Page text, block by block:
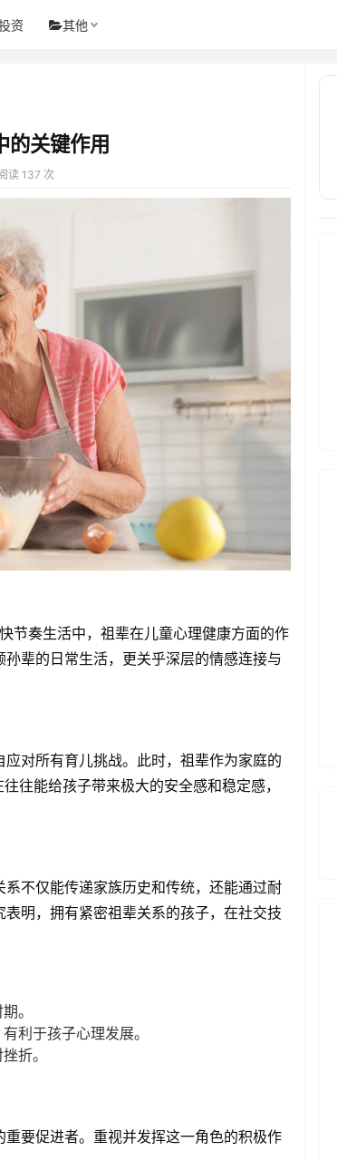
资 其他
的关键作用
读 137 次
节奏生活中，祖辈在儿童心理健康方面的作
辈的日常生活，更关乎深层的情感连接与
对所有育儿挑战。此时，祖辈作为家庭的
往能给孩子带来极大的安全感和稳定感，
不仅能传递家族历史和传统，还能通过耐
明，拥有紧密祖辈关系的孩子，在社交技
。
利于孩子心理发展。
折。
要促进者。重视并发挥这一角色的积极作